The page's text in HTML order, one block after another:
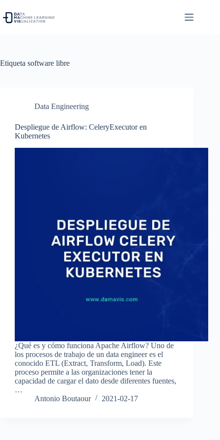
contenido
Etiqueta software libre
Data Engineering
Despliegue de Airflow: CeleryExecutor en
Kubernetes
¿Qué es y cómo funciona Apache Airflow? Uno de
los procesos de trabajo de un data engineer es el
conocido ETL (Extract, Transform, Load). Este
proceso permite a las organizaciones tener la
capacidad de cargar el dato desde diferentes fuentes,
…
Antonio Boutaour
2021-02-17